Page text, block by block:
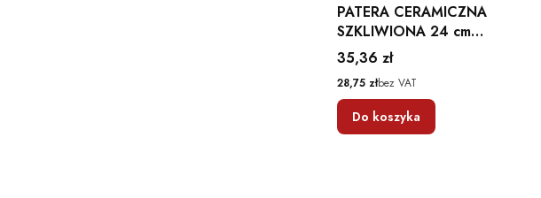
PATERA CERAMICZNA
SZKLIWIONA 24 cm
CRAFT AMBITION
Cena
35,36 zł
Cena
28,75 złbez VAT
Do koszyka